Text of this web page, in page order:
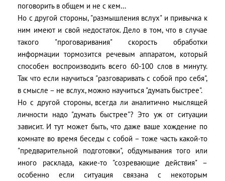
поговорить в общем и не с кем…
Но с другой стороны, "размышления вслух" и привычка к
ним имеют и свой недостаток. Дело в том, что в случае
такого "проговаривания" скорость обработки
информации тормозится речевым аппаратом, который
способен воспроизводить всего 60-100 слов в минуту.
Так что если научиться "разговаривать с собой про себя",
в смысле – не вслух, можно научиться "думать быстрее".
Но с другой стороны, всегда ли аналитично мыслящей
личности надо "думать быстрее"? Это уж от ситуации
зависит. И тут может быть, что даже ваше хождение по
комнате во время беседы с собой – тоже часть какой-то
"предварительной подготовки", обдумывания того или
иного расклада, какие-то "созревающие действия" –
особенно если ситуация связана с некоторым